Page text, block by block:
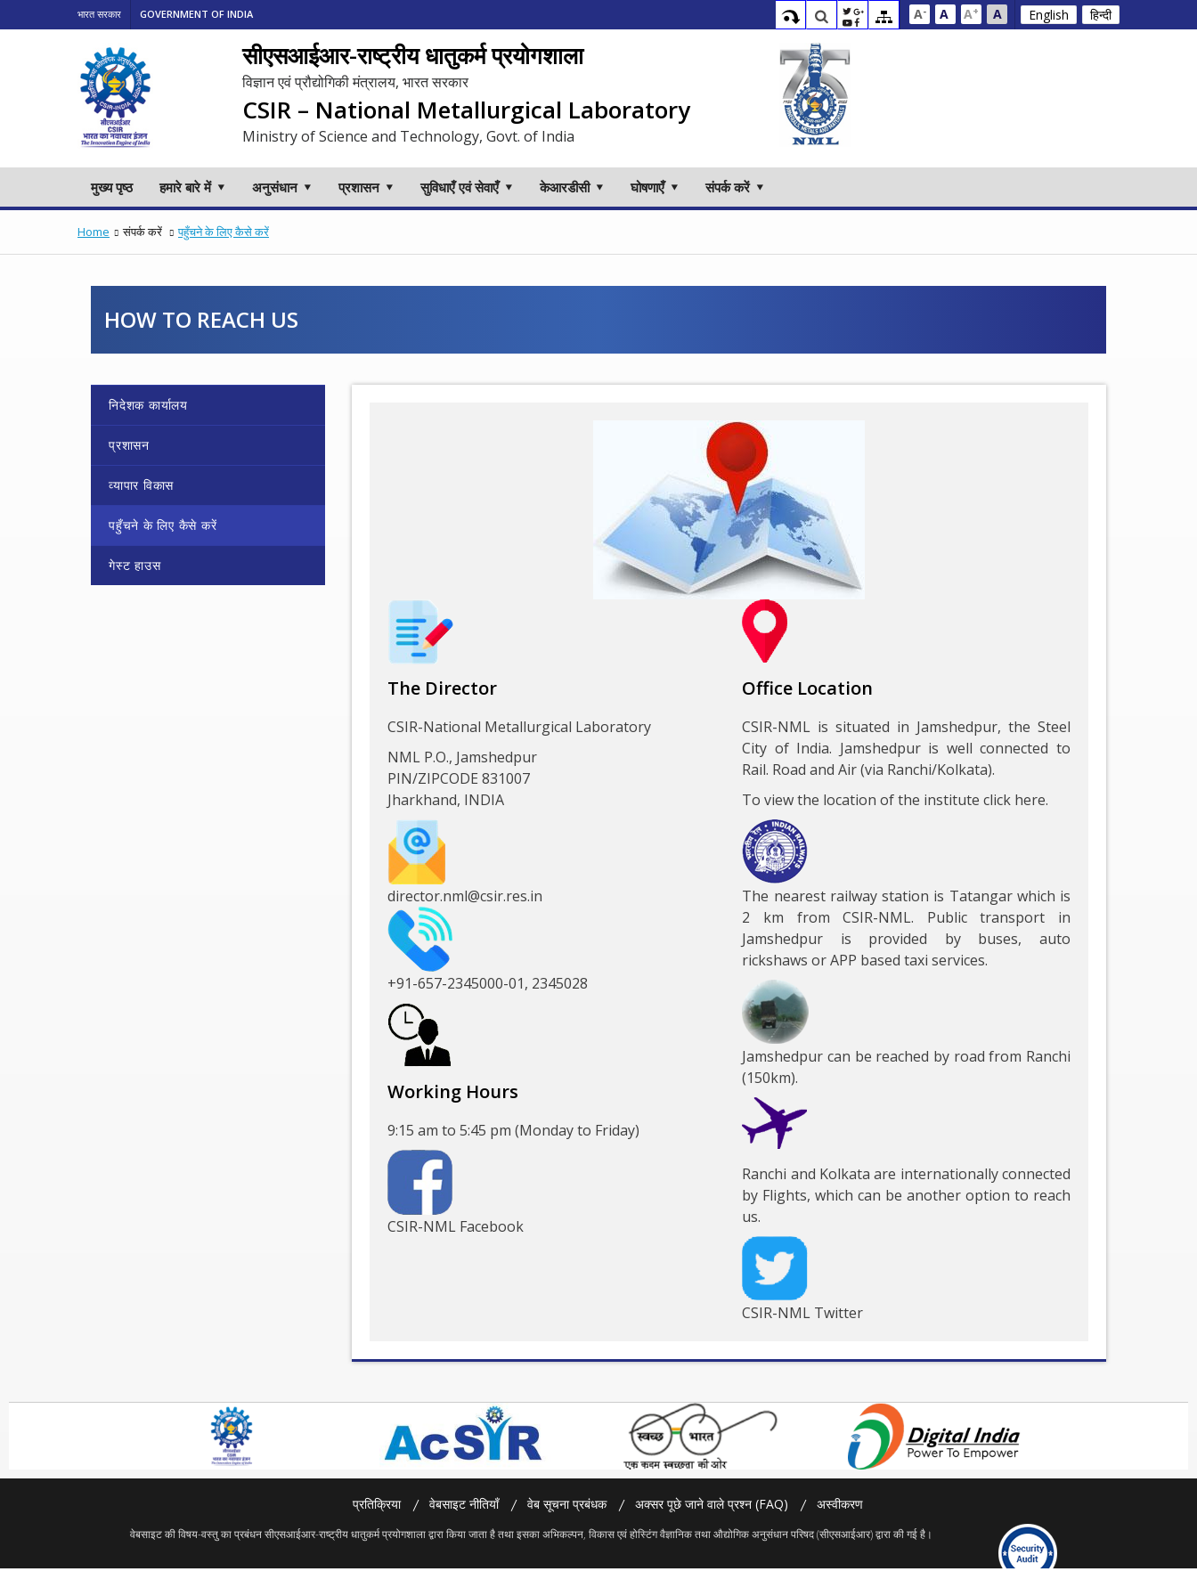
भारत सरकार GOVERNMENT OF INDIA A- A A+ A English हिन्दी
सीएसआईआर-राष्ट्रीय धातुकर्म प्रयोगशाला
विज्ञान एवं प्रौद्योगिकी मंत्रालय, भारत सरकार
CSIR – National Metallurgical Laboratory
Ministry of Science and Technology, Govt. of India
मुख्य पृष्ठ हमारे बारे में अनुसंधान प्रशासन सुविधाएँ एवं सेवाएँ केआरडीसी घोषणाएँ संपर्क करें
Home संपर्क करें पहुँचने के लिए कैसे करें
HOW TO REACH US
निदेशक कार्यालय
प्रशासन
व्यापार विकास
पहुँचने के लिए कैसे करें
गेस्ट हाउस
The Director
CSIR-National Metallurgical Laboratory
NML P.O., Jamshedpur
PIN/ZIPCODE 831007
Jharkhand, INDIA
director.nml@csir.res.in
+91-657-2345000-01, 2345028
Working Hours
9:15 am to 5:45 pm (Monday to Friday)
CSIR-NML Facebook
Office Location
CSIR-NML is situated in Jamshedpur, the Steel
City of India. Jamshedpur is well connected to
Rail. Road and Air (via Ranchi/Kolkata).
To view the location of the instituteclick here.
The nearest railway station is Tatangar which is
2 km from CSIR-NML. Public transport in
Jamshedpur is provided by buses, auto
rickshaws or APP based taxi services.
Jamshedpur can be reached by road from Ranchi
(150km).
Ranchi and Kolkata are internationally connected
by Flights, which can be another option to reach
us.
CSIR-NML Twitter
प्रतिक्रिया वेबसाइट नीतियाँ वेब सूचना प्रबंधक अक्सर पूछे जाने वाले प्रश्न (FAQ) अस्वीकरण
वेबसाइट की विषय-वस्तु का प्रबंधन सीएसआईआर-राष्ट्रीय धातुकर्म प्रयोगशाला द्वारा किया जाता है तथा इसका अभिकल्पन, विकास एवं होस्टिंग वैज्ञानिक तथा औद्योगिक अनुसंधान परिषद (सीएसआईआर) द्वारा की गई है।